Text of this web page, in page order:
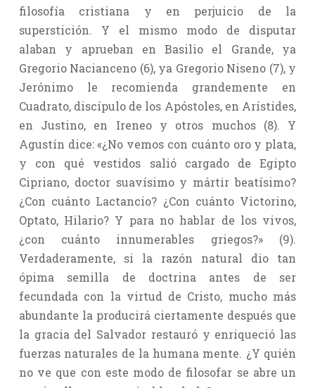
filosofía cristiana y en perjuicio de la
superstición. Y el mismo modo de disputar
alaban y aprueban en Basilio el Grande, ya
Gregorio Nacianceno (6), ya Gregorio Niseno (7), y
Jerónimo le recomienda grandemente en
Cuadrato, discípulo de los Apóstoles, en Arístides,
en Justino, en Ireneo y otros muchos (8). Y
Agustín dice: «¿No vemos con cuánto oro y plata,
y con qué vestidos salió cargado de Egipto
Cipriano, doctor suavísimo y mártir beatísimo?
¿Con cuánto Lactancio? ¿Con cuánto Victorino,
Optato, Hilario? Y para no hablar de los vivos,
¿con cuánto innumerables griegos?» (9).
Verdaderamente, si la razón natural dio tan
ópima semilla de doctrina antes de ser
fecundada con la virtud de Cristo, mucho más
abundante la producirá ciertamente después que
la gracia del Salvador restauró y enriqueció las
fuerzas naturales de la humana mente. ¿Y quién
no ve que con este modo de filosofar se abre un